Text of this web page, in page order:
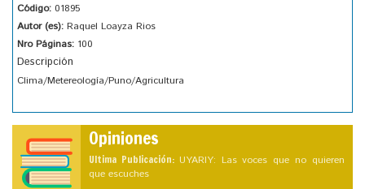
Código: 01895
Autor (es): Raquel Loayza Rios
Nro Páginas: 100
Descripción
Clima/Metereología/Puno/Agricultura
Opiniones
Ultima Publicación: UYARIY: Las voces que no quieren
que escuches